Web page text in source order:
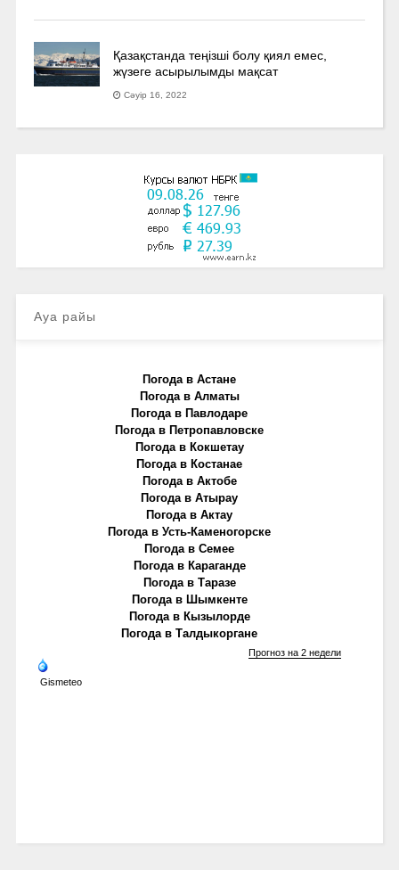
Қазақстанда теңізші болу қиял емес,
жүзеге асырылымды мақсат
Сәуір 16, 2022
Ауа райы
Погода в Астане
Погода в Алматы
Погода в Павлодаре
Погода в Петропавловске
Погода в Кокшетау
Погода в Костанае
Погода в Актобе
Погода в Атырау
Погода в Актау
Погода в Усть-Каменогорске
Погода в Семее
Погода в Караганде
Погода в Таразе
Погода в Шымкенте
Погода в Кызылорде
Погода в Талдыкоргане
Gismeteo
Прогноз на 2 недели